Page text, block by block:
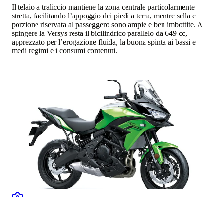
Il telaio a traliccio mantiene la zona centrale particolarmente
stretta, facilitando l’appoggio dei piedi a terra, mentre sella e
porzione riservata al passeggero sono ampie e ben imbottite. A
spingere la Versys resta il bicilindrico parallelo da 649 cc,
apprezzato per l’erogazione fluida, la buona spinta ai bassi e
medi regimi e i consumi contenuti.